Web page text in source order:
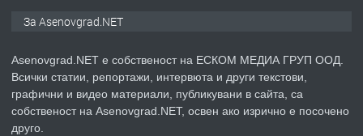
преди 2 години
ПРЕДЛАГА ремонт на покриви
За Asenovgrad.NET
Asenovgrad.NET е собственост на ЕСКОМ МЕДИА ГРУП ООД.
Всички статии, репортажи, интервюта и други текстови,
графични и видео материали, публикувани в сайта, са
собственост на Asenovgrad.NET, освен ако изрично е посочено
друго.